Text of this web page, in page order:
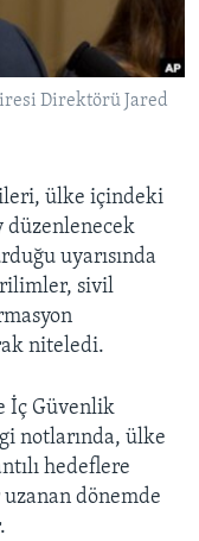
Direktörü Jared
ülke içindeki
düzenlenecek
uyarısında
sivil
niteledi.
İç Güvenlik
notlarında, ülke
hedeflere
dönemde